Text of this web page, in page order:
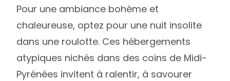
Pour une ambiance bohème et
chaleureuse, optez pour une nuit insolite
dans une roulotte. Ces hébergements
atypiques nichés dans des coins de Midi-
Pyrénées invitent à ralentir, à savourer